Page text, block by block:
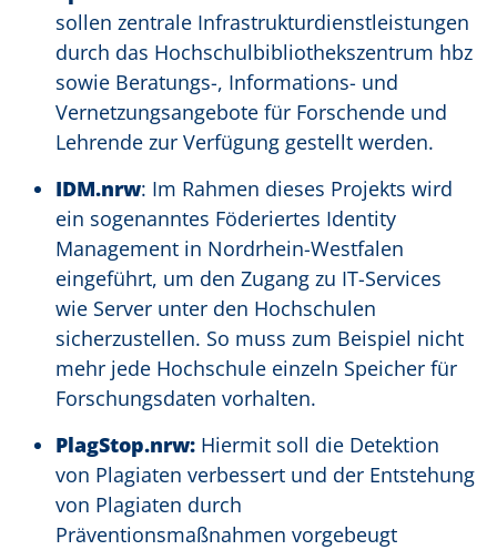
sollen zentrale Infrastrukturdienstleistungen
durch das Hochschulbibliothekszentrum hbz
sowie Beratungs-, Informations- und
Vernetzungsangebote für Forschende und
Lehrende zur Verfügung gestellt werden.
IDM.nrw: Im Rahmen dieses Projekts wird
ein sogenanntes Föderiertes Identity
Management in Nordrhein-Westfalen
eingeführt, um den Zugang zu IT-Services
wie Server unter den Hochschulen
sicherzustellen. So muss zum Beispiel nicht
mehr jede Hochschule einzeln Speicher für
Forschungsdaten vorhalten.
PlagStop.nrw: Hiermit soll die Detektion
von Plagiaten verbessert und der Entstehung
von Plagiaten durch
Präventionsmaßnahmen vorgebeugt